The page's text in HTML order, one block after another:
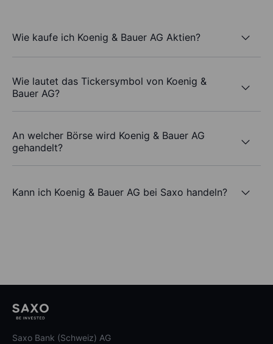
Wie kaufe ich Koenig & Bauer AG Aktien?
Wie lautet das Tickersymbol von Koenig &
Bauer AG?
An welcher Börse wird Koenig & Bauer AG
gehandelt?
Kann ich Koenig & Bauer AG bei Saxo handeln?
Saxo Bank (Schweiz) AG